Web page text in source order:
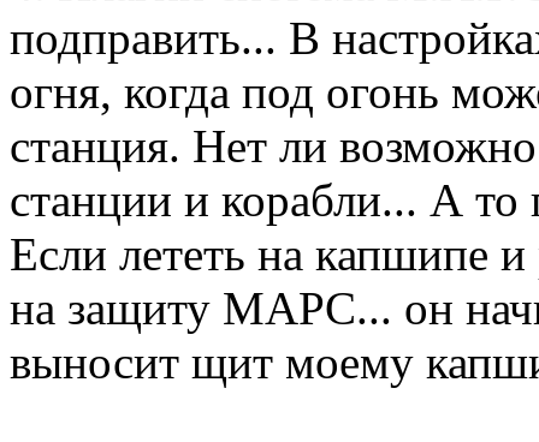
подправить... В
огня, когда под огонь
станция. Нет ли
станции и корабли... А то
Если лететь на капшипе
на защиту МАРС... он
выносит щит моему